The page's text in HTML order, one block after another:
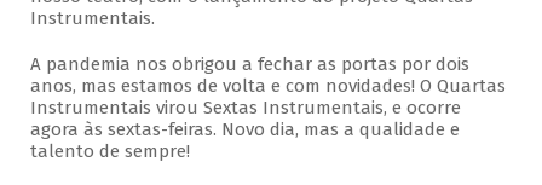
Instrumentais.
A pandemia nos obrigou a fechar as portas por dois
anos, mas estamos de volta e com novidades! O Quartas
Instrumentais virou Sextas Instrumentais, e ocorre
agora às sextas-feiras. Novo dia, mas a qualidade e
talento de sempre!